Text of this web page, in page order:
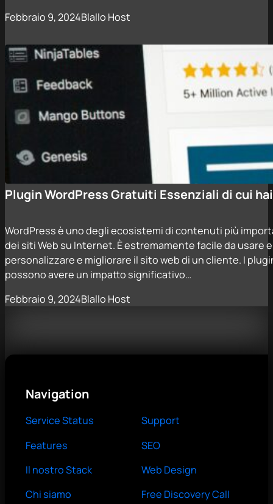
Febbraio 9, 2024Blallo Host
Plugin WordPress Gratuiti Essenziali di cui
WordPress è uno degli ecosistemi di contenuti più
dei siti Web su Internet. È estremamente facile da usare
personalizzare e migliorare il sito web di un cliente. I
possono avere un impatto significativo…
Febbraio 9, 2024Blallo Host
Navigation
Service Status
Features
Il nostro Stack
Chi siamo
Support
SEO
Web Design
Free Discovery Call